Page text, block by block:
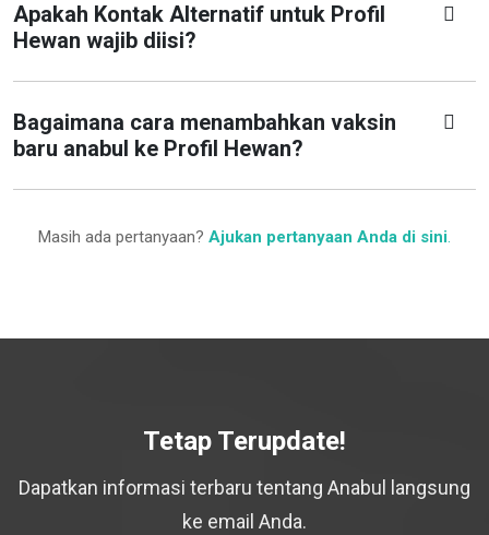
Apakah Kontak Alternatif untuk Profil
Hewan wajib diisi?
Bagaimana cara menambahkan vaksin
baru anabul ke Profil Hewan?
Masih ada pertanyaan? Ajukan pertanyaan Anda di sini.
Tetap Terupdate!
Dapatkan informasi terbaru tentang Anabul langsung
ke email Anda.